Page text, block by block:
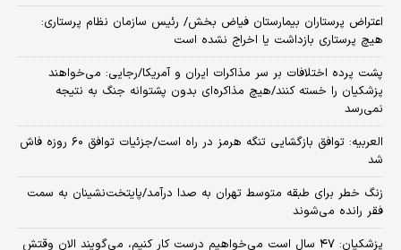
اعتراض پرستاران بیمارستان فیاض بخش/ رئیس سازمان نظام پرستاری:
هیچ پرستاری بازداشت یا اخراج نشده است
پشت پرده اختلافات بر سر مذاکرات ایران و آمریکا/رجایی: می‌خواهند
پزشکیان را خسته کنند/هیچ مذاکره‌ای بدون پشتوانه جنگ به نتیجه
نمی‌رسد
العربیه: توافق بازگشایی تنگه هرمز در راه است/جزئیات توافق ۶۰ روزه فاش
شد
زنگ خطر برای طبقه متوسط تهران به صدا درآمد/پایتخت‌نشینان به سمت
فقر رانده می‌شوند
پزشکیان: ۴۷ سال است می‌خواهیم درست کار کنیم، می‌گویند الان وقتش